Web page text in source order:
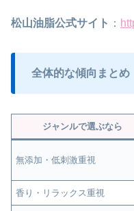
松山油脂公式サイト ：
全体的な傾向まとめ
ジャンルで選ぶなら
無添加・低刺激重視
香り・リラックス重視